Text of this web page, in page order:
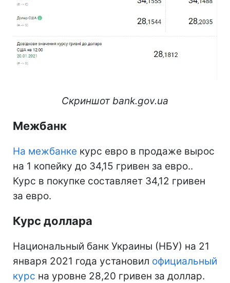
Скриншот bank.gov.ua
Межбанк
На межбанке курс евро в продаже вырос
на 1 копейку до 34,15 гривен за евро..
Курс в покупке составляет 34,12 гривен
за евро.
Курс доллара
Национальный банк Украины (НБУ) на 21
января 2021 года установил официальный
курс на уровне 28,20 гривен за доллар.